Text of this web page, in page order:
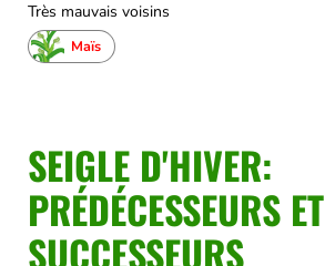
Très mauvais voisins
Maïs
SEIGLE D'HIVER:
PRÉDÉCESSEURS ET
SUCCESSEURS